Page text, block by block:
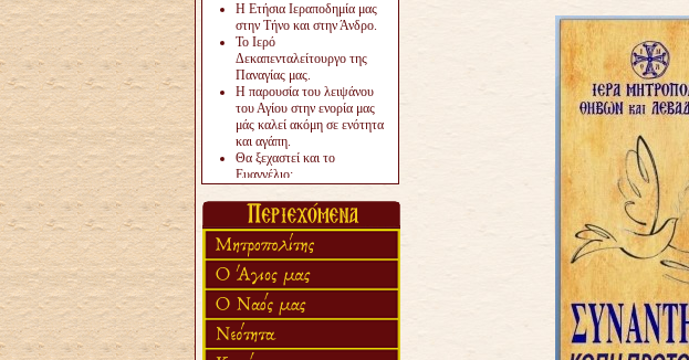
Η Ετήσια Ιεραποδημία μας
στην Τήνο και στην Άνδρο.
Το Ιερό
Δεκαπενταλείτουργο της
Παναγίας μας.
Η παρουσία του λειψάνου
του Αγίου στην ενορία μας
μάς καλεί ακόμη σε ενότητα
και αγάπη.
Θα ξεχαστεί και το
Ευαγγέλιο;
«πολύ αργά».
Ζητείται....